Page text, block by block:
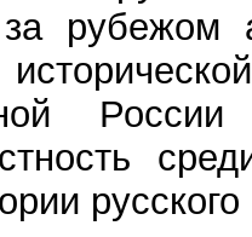
рубежом